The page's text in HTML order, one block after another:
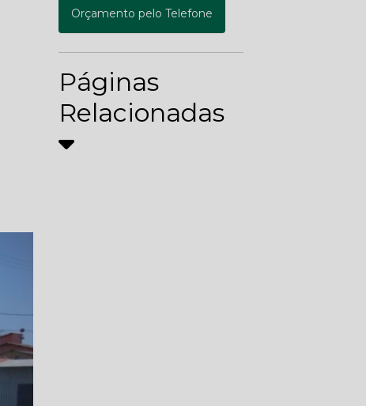
Orçamento pelo Telefone
Páginas
Relacionadas